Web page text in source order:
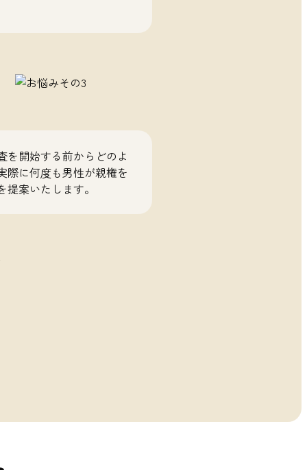
を開始する前からどのよ
際に何度も男性が親権を
案いたします。